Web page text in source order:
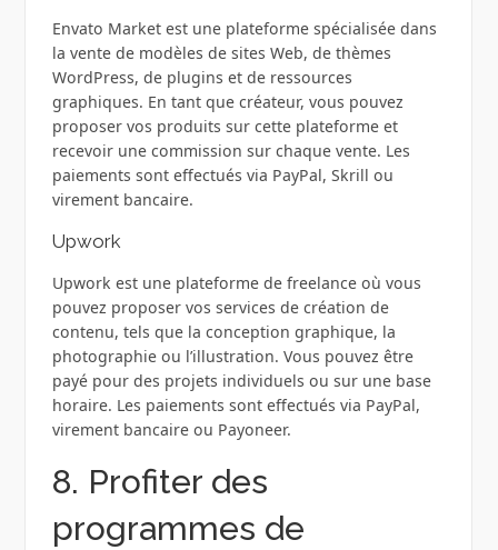
Envato Market est une plateforme spécialisée dans
la vente de modèles de sites Web, de thèmes
WordPress, de plugins et de ressources
graphiques. En tant que créateur, vous pouvez
proposer vos produits sur cette plateforme et
recevoir une commission sur chaque vente. Les
paiements sont effectués via PayPal, Skrill ou
virement bancaire.
Upwork
Upwork est une plateforme de freelance où vous
pouvez proposer vos services de création de
contenu, tels que la conception graphique, la
photographie ou l’illustration. Vous pouvez être
payé pour des projets individuels ou sur une base
horaire. Les paiements sont effectués via PayPal,
virement bancaire ou Payoneer.
8. Profiter des
programmes de